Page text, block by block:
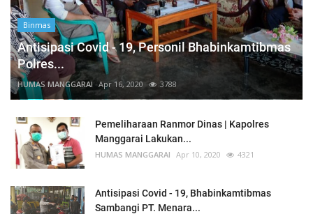
Binmas
Antisipasi Covid - 19, Personil Bhabinkamtibmas
Polres...
HUMAS MANGGARAI Apr 16, 2020 3788
Pemeliharaan Ranmor Dinas | Kapolres
Manggarai Lakukan...
HUMAS MANGGARAI Apr 10, 2020 4321
Antisipasi Covid - 19, Bhabinkamtibmas
Sambangi PT. Menara...